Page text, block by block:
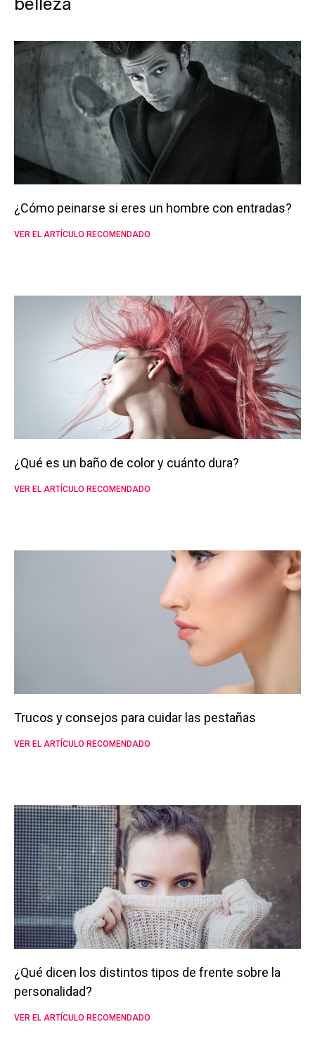
¿Cómo peinarse si eres un hombre con entradas?
VER EL ARTÍCULO RECOMENDADO
¿Qué es un baño de color y cuánto dura?
VER EL ARTÍCULO RECOMENDADO
Trucos y consejos para cuidar las pestañas
VER EL ARTÍCULO RECOMENDADO
¿Qué dicen los distintos tipos de frente sobre la
personalidad?
VER EL ARTÍCULO RECOMENDADO